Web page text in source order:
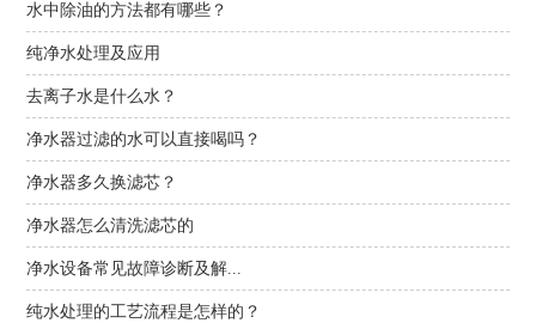
水中除油的方法都有哪些？
纯净水处理及应用
去离子水是什么水？
净水器过滤的水可以直接喝吗？
净水器多久换滤芯？
净水器怎么清洗滤芯的
净水设备常见故障诊断及解...
纯水处理的工艺流程是怎样的？